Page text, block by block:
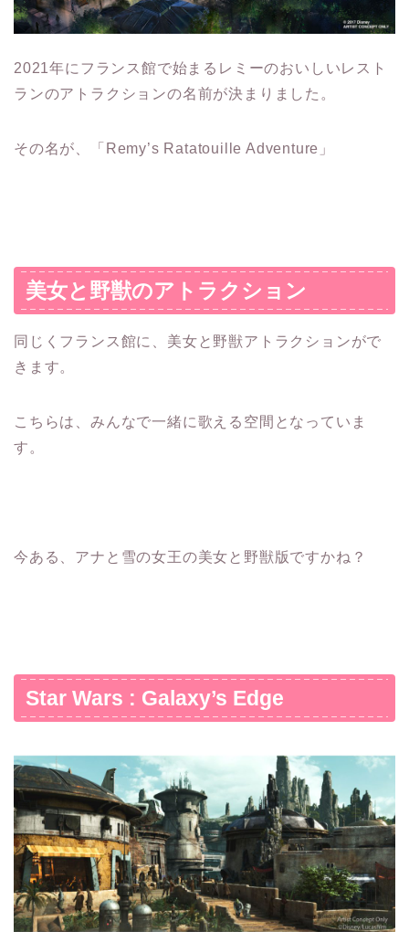
2021年にフランス館で始まるレミーのおいしいレスト
ランのアトラクションの名前が決まりました。
その名が、「Remy’s Ratatouille Adventure」
美女と野獣のアトラクション
同じくフランス館に、美女と野獣アトラクションがで
きます。
こちらは、みんなで一緒に歌える空間となっていま
す。
今ある、アナと雪の女王の美女と野獣版ですかね？
Star Wars : Galaxy’s Edge